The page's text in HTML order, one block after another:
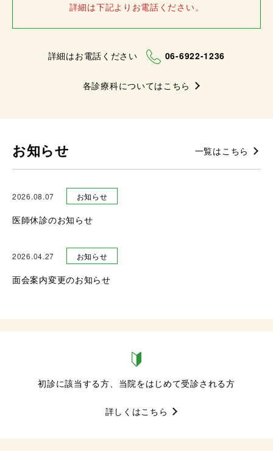
詳細は下記よりお電話ください。
詳細はお電話ください 06-6922-1236
各診療科についてはこちら
お知らせ 一覧はこちら
2026.08.07 お知らせ
医師休診のお知らせ
2026.04.27 お知らせ
面会案内変更のお知らせ
初診に該当する方、当院をはじめて受診される方
詳しくはこちら